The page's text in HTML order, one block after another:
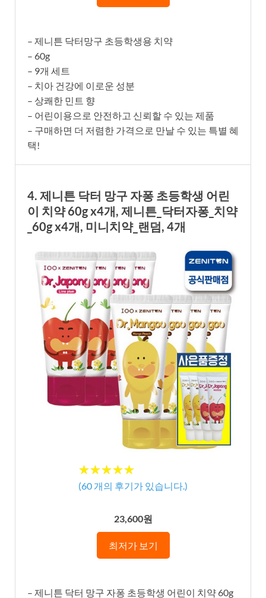
– 제니튼 닥터망구 초등학생용 치약
– 60g
– 9개 세트
– 치아 건강에 이로운 성분
– 상쾌한 민트 향
– 어린이용으로 안전하고 신뢰할 수 있는 제품
– 구매하면 더 저렴한 가격으로 만날 수 있는 특별 혜
택!
4. 제니튼 닥터 망구 자퐁 초등학생 어린
이 치약 60g x4개, 제니튼_닥터자퐁_치약
_60g x4개, 미니치약_랜덤, 4개
★★★★★
★★★★★
(60 개의 후기가 있습니다.)
23,600원
최저가 보기
– 제니튼 닥터 망구 자퐁 초등학생 어린이 치약 60g